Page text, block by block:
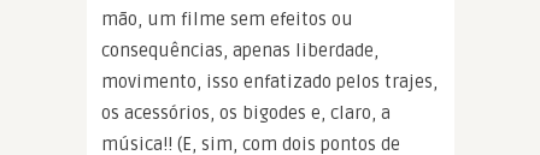
mão, um filme sem efeitos ou
consequências, apenas liberdade,
movimento, isso enfatizado pelos trajes,
os acessórios, os bigodes e, claro, a
música!! (E, sim, com dois pontos de